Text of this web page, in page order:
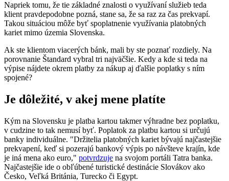
Napriek tomu, že tie základné znalosti o využívaní služieb teda
klient pravdepodobne pozná, stane sa, že sa raz za čas prekvapí.
Takou situáciou môže byť spoplatnenie využívania platobných
kariet mimo územia Slovenska.
Ak ste klientom viacerých bánk, mali by ste poznať rozdiely. Na
porovnanie Štandard vybral tri najväčšie. Kedy a kde si teda na
výpise nájdete okrem platby za nákup aj ďalšie poplatky s ním
spojené?
Je dôležité, v akej mene platíte
Kým na Slovensku je platba kartou takmer výhradne bez poplatku,
v cudzine to tak nemusí byť. Poplatok za platbu kartou si určujú
banky individuálne. "Držitelia platobných kariet bývajú najčastejšie
prekvapení, keď si pozerajú bankový výpis po návšteve krajín, kde
je iná mena ako euro," potvrdzuje na svojom portáli Tatra banka.
Najčastejšie ide o obľúbené turistické destinácie Slovákov ako
Česko, Veľká Británia, Turecko či Egypt.